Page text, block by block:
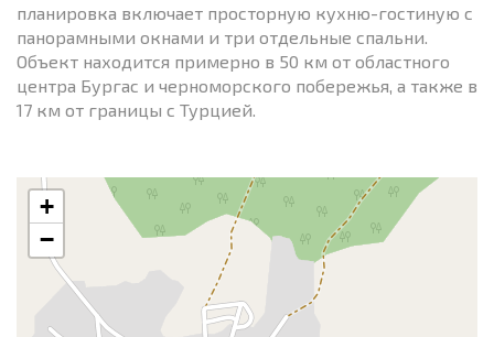
планировка включает просторную кухню-гостиную с
панорамными окнами и три отдельные спальни.
Объект находится примерно в 50 км от областного
центра Бургас и черноморского побережья, а также в
17 км от границы с Турцией.
+
−